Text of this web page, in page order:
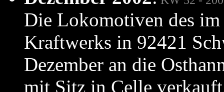
Die Lokomotiven des
Kraftwerks in 92421
Dezember an die
mit Sitz in Celle